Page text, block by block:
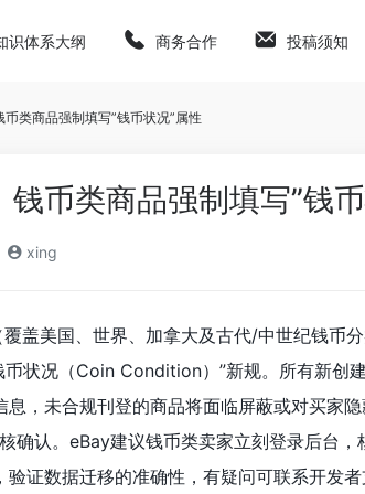
识体系大纲 商务合作 投稿须知
类商品强制填写”钱币状况”属性‌
币类商品强制填写”钱
xing
盖美国、世界、加拿大及古代/中世纪钱币
币状况（Coin Condition）”新规。所有新创
息，未合规刊登的商品将面临屏蔽或对买家
确认。eBay建议钱币类卖家立刻登录后台
验证数据迁移的准确性，有疑问可联系开发